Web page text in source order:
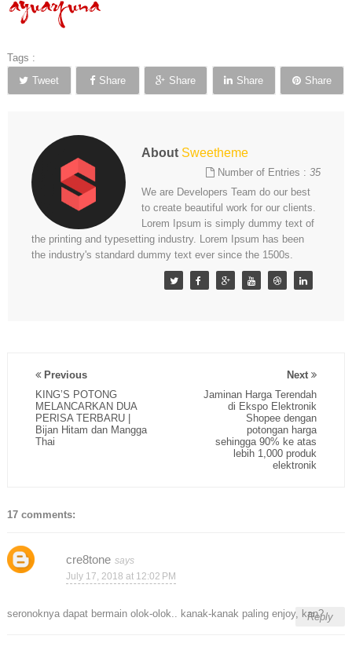
Tags :
Tweet
Share Share Share Share
About Sweetheme
Number of Entries :35
We are Developers Team do our best
to create beautiful work for our clients.
Lorem Ipsum is simply dummy text of
the printing and typesetting industry. Lorem Ipsum has been
the industry's standard dummy text ever since the 1500s.
Next
Jaminan Harga Terendah
di Ekspo Elektronik
Shopee dengan
potongan harga
sehingga 90% ke atas
lebih 1,000 produk
elektronik
Previous
KING’S POTONG
MELANCARKAN DUA
PERISA TERBARU |
Bijan Hitam dan Mangga
Thai
17 comments:
cre8tone
July 17, 2018 at 12:02 PM
seronoknya dapat bermain olok-olok.. kanak-kanak paling enjoy, kan?
Reply